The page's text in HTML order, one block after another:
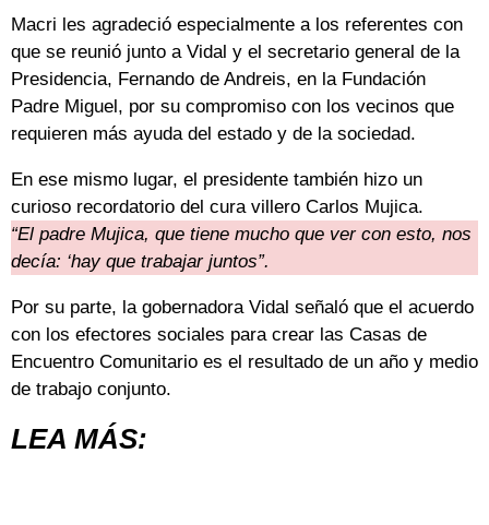
Macri les agradeció especialmente a los referentes con
que se reunió junto a Vidal y el secretario general de la
Presidencia, Fernando de Andreis, en la Fundación
Padre Miguel, por su compromiso con los vecinos que
requieren más ayuda del estado y de la sociedad.
En ese mismo lugar, el presidente también hizo un
curioso recordatorio del cura villero Carlos Mujica.
“El padre Mujica, que tiene mucho que ver con esto, nos
decía: ‘hay que trabajar juntos”.
Por su parte, la gobernadora Vidal señaló que el acuerdo
con los efectores sociales para crear las Casas de
Encuentro Comunitario es el resultado de un año y medio
de trabajo conjunto.
LEA MÁS: